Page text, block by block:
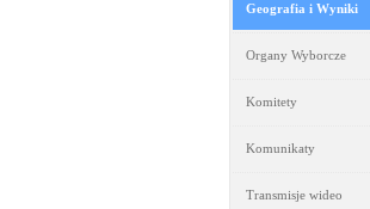
Geografia i Wyniki
Organy Wyborcze
Komitety
Komunikaty
Transmisje wideo